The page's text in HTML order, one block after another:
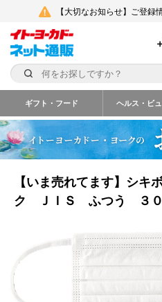
【大切なお知らせ】ご登録
ギフト・フード ヘルス・ビ
【いま売れてます】シ
ク ＪＩＳ ふつう ３０